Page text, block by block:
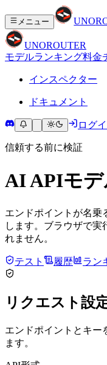
メニュー UNO
UNOROUTER
モデルランキング料金
インスペクター
ドキュメント
ログ
信頼する前に検証
AI APIモ
エンドポイントが名乗
します。ブラウザで実
れません。
テスト 履歴 ラン
リクエスト設
エンドポイントとキー
ます。